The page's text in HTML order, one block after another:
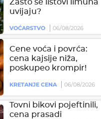
Zašto se listovi limuna
uvijaju?
VOĆARSTVO 06/08/2026
Cene voća i povrća:
cena kajsije niža,
poskupeo krompir!
KRETANJE CENA 06/08/2026
Tovni bikovi pojeftinili,
cena prasadi